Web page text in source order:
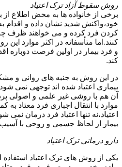
روش سقوط آزاد ترک اعتیاد
برخی از خانواده ها به محض اطلاع از
خود،واکنش شدید نشان داده و
کردن فرد کرده و می خواهند ظرف چند
کنند.اما متأسفانه در اکثر موارد
و فرد بیمار در اولین فرصت دوباره
کند.
در این روش به جنبه های روانی و
بیماری اعتیاد شده اند توجهی نمی
آن هم با روشی غیر علمی و اصولی
موارد با انتقال اجباری فرد معتاد
اعتیاد،نه تنها اعتیاد فرد درمان نمی
بیمار از لحاظ جسمی و روحی با
دارو درمانی ترک اعتیاد
یکی از روش های ترک اعتیاد استفاده